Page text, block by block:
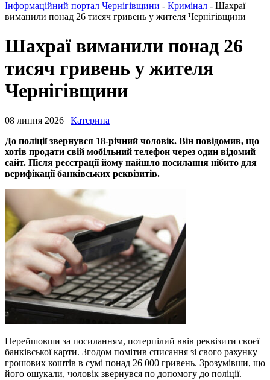
Інформаційний портал Чернігівщини - Кримінал - Шахраї
виманили понад 26 тисяч гривень у жителя Чернігівщини
Шахраї виманили понад 26
тисяч гривень у жителя
Чернігівщини
08 липня 2026 | Катерина
До поліції звернувся 18-річний чоловік. Він повідомив, що
хотів продати свій мобільний телефон через один відомий
сайт. Після реєстрації йому найшло посилання нібито для
верифікації банківських реквізитів.
Перейшовши за посиланням, потерпілий ввів реквізити своєї
банківської карти. Згодом помітив списання зі свого рахунку
грошових коштів в сумі понад 26 000 гривень. Зрозумівши, що
його ошукали, чоловік звернувся по допомогу до поліції.